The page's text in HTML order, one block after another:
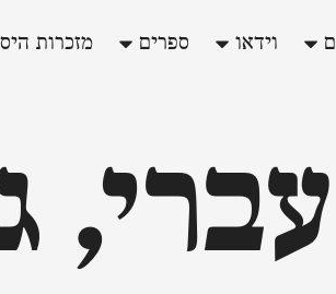
וידאו ספרים מזכרות